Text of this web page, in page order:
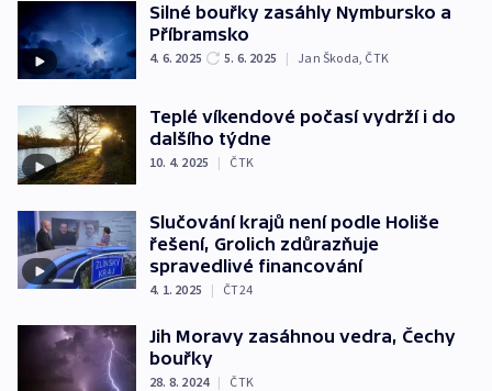
Silné bouřky zasáhly Nymbursko a
Příbramsko
4. 6. 2025 5. 6. 2025 | Jan Škoda ČTK
Teplé víkendové počasí vydrží i do
dalšího týdne
10. 4. 2025 | ČTK
Slučování krajů není podle Holiše
řešení, Grolich zdůrazňuje
spravedlivé financování
4. 1. 2025 | ČT24
Jih Moravy zasáhnou vedra, Čechy
bouřky
28. 8. 2024 | ČTK